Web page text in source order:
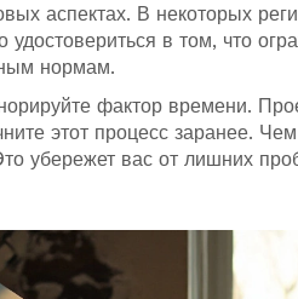
аспектах. В некоторых
удостовериться в том, что
нормам.
фактор времени.
этот процесс заранее.
убережет вас от лишних